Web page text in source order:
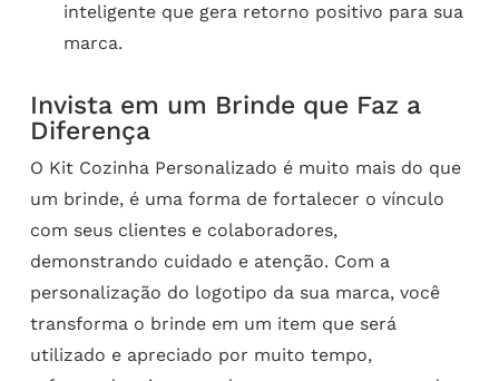
inteligente que gera retorno positivo para sua
marca.
Invista em um Brinde que Faz a
Diferença
O Kit Cozinha Personalizado é muito mais do que
um brinde, é uma forma de fortalecer o vínculo
com seus clientes e colaboradores,
demonstrando cuidado e atenção. Com a
personalização do logotipo da sua marca, você
transforma o brinde em um item que será
utilizado e apreciado por muito tempo,